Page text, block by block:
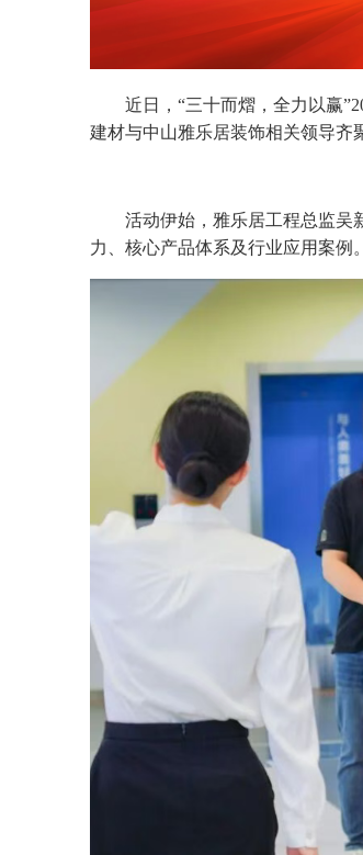
近日，“三十而熠，全力以赢
建材与中山雅乐居装饰相关领导齐
活动伊始，雅乐居工程总监吴
力、核心产品体系及行业应用案例。